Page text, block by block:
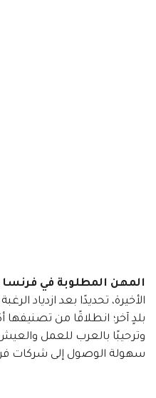
المهن المطلوبة في فرنسا
الأخيرة، تحديدًا بعد ازدياد
بلدٍ آخر؛ انطلاقًا من تصنيفها
وترحيبًا بالعرب للعمل
سهولة الوصول إلى شركات